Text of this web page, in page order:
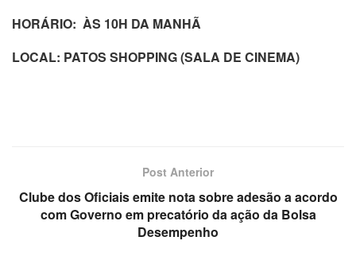
HORÁRIO: ÀS 10H DA MANHÃ
LOCAL: PATOS SHOPPING (SALA DE CINEMA)
Post Anterior
Clube dos Oficiais emite nota sobre adesão a acordo
com Governo em precatório da ação da Bolsa
Desempenho